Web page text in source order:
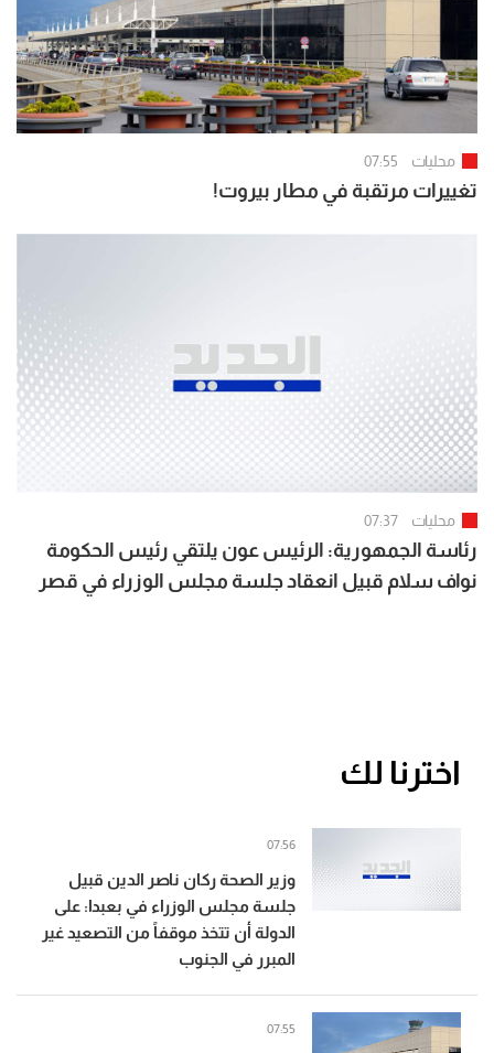
محليات 07:55
تغييرات مرتقبة في مطار بيروت!
محليات 07:37
رئاسة الجمهورية: الرئيس عون يلتقي رئيس الحكومة
نواف سلام قبيل انعقاد جلسة مجلس الوزراء في قصر
اخترنا لك
وزير الصحة ركان ناصر الدين قبيل
جلسة مجلس الوزراء في بعبدا: على
الدولة أن تتخذ موقفاً من التصعيد غير
المبرر في الجنوب
07:56
07:55